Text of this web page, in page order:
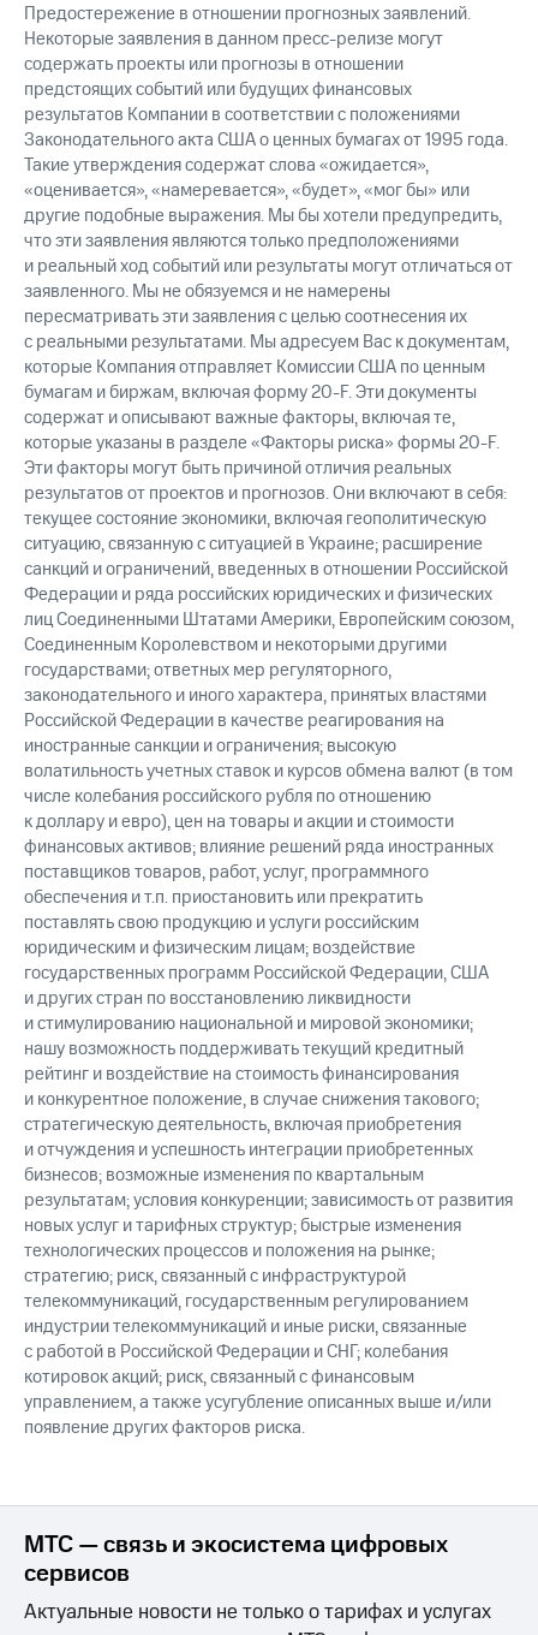
Предостережение в отношении прогнозных заявлений.
Некоторые заявления в данном пресс-релизе могут
содержать проекты или прогнозы в отношении
предстоящих событий или будущих финансовых
результатов Компании в соответствии с положениями
Законодательного акта США о ценных бумагах от 1995 года.
Такие утверждения содержат слова «ожидается»,
«оценивается», «намеревается», «будет», «мог бы» или
другие подобные выражения. Мы бы хотели предупредить,
что эти заявления являются только предположениями
и реальный ход событий или результаты могут отличаться от
заявленного. Мы не обязуемся и не намерены
пересматривать эти заявления с целью соотнесения их
с реальными результатами. Мы адресуем Вас к документам,
которые Компания отправляет Комиссии США по ценным
бумагам и биржам, включая форму20-F.Эти документы
содержат и описывают важные факторы, включая те,
которые указаны в разделе «Факторы риска» формы20-F.
Эти факторы могут быть причиной отличия реальных
результатов от проектов и прогнозов. Они включают в себя:
текущее состояние экономики, включая геополитическую
ситуацию, связанную с ситуацией в Украине; расширение
санкций и ограничений, введенных в отношении Российской
Федерации и ряда российских юридических и физических
лиц Соединенными Штатами Америки, Европейским союзом,
Соединенным Королевством и некоторыми другими
государствами; ответных мер регуляторного,
законодательного и иного характера, принятых властями
Российской Федерации в качестве реагирования на
иностранные санкции и ограничения; высокую
волатильность учетных ставок и курсов обмена валют (в том
числе колебания российского рубля по отношению
к доллару и евро), цен на товары и акции и стоимости
финансовых активов; влияние решений ряда иностранных
поставщиков товаров, работ, услуг, программного
обеспечения и т.п. приостановить или прекратить
поставлять свою продукцию и услуги российским
юридическим и физическим лицам; воздействие
государственных программ Российской Федерации, США
и других стран по восстановлению ликвидности
и стимулированию национальной и мировой экономики;
нашу возможность поддерживать текущий кредитный
рейтинг и воздействие на стоимость финансирования
и конкурентное положение, в случае снижения такового;
стратегическую деятельность, включая приобретения
и отчуждения и успешность интеграции приобретенных
бизнесов; возможные изменения по квартальным
результатам; условия конкуренции; зависимость от развития
новых услуг и тарифных структур; быстрые изменения
технологических процессов и положения на рынке;
стратегию; риск, связанный с инфраструктурой
телекоммуникаций, государственным регулированием
индустрии телекоммуникаций и иные риски, связанные
с работой в Российской Федерации и СНГ; колебания
котировок акций; риск, связанный с финансовым
управлением, а также усугубление описанных выше и/или
появление других факторов риска.
МТС — связь и экосистема цифровых
сервисов
Актуальные новости не только о тарифах и услугах